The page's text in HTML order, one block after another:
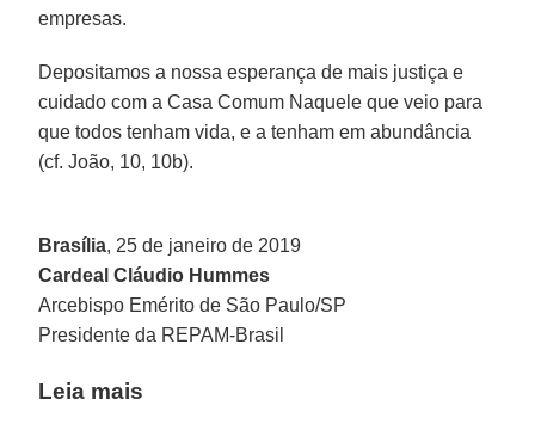
empresas.
Depositamos a nossa esperança de mais justiça e
cuidado com a Casa Comum Naquele que veio para
que todos tenham vida, e a tenham em abundância
(cf. João, 10, 10b).
Brasília, 25 de janeiro de 2019
Cardeal Cláudio Hummes
Arcebispo Emérito de São Paulo/SP
Presidente da REPAM-Brasil
Leia mais